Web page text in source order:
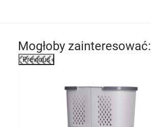
Mogłoby zainteresować:
Previous